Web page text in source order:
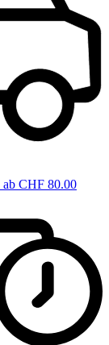
ab CHF 80.00